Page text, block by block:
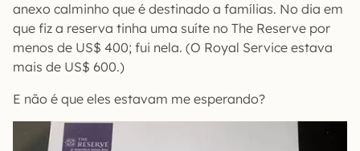
anexo calminho que é destinado a famílias. No dia em
que fiz a reserva tinha uma suíte no The Reserve por
menos de US$ 400; fui nela. (O Royal Service estava
mais de US$ 600.)
E não é que eles estavam me esperando?